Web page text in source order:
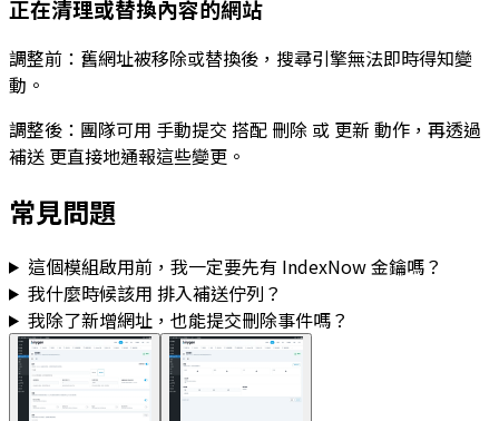
正在清理或替換內容的網站
調整前：舊網址被移除或替換後，搜尋引擎無法即時得知變
動。
調整後：團隊可用 手動提交 搭配 刪除 或 更新 動作，再透過
補送 更直接地通報這些變更。
常見問題
這個模組啟用前，我一定要先有 IndexNow 金鑰嗎？
我什麼時候該用 排入補送佇列 ？
我除了新增網址，也能提交刪除事件嗎？